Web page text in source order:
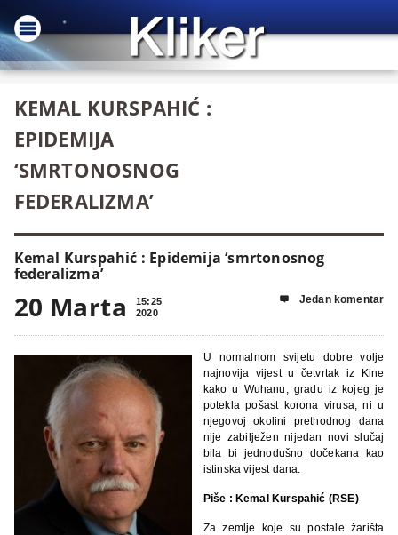
KEMAL KURSPAHIĆ :
EPIDEMIJA
‘SMRTONOSNOG
FEDERALIZMA’
Kemal Kurspahić : Epidemija ‘smrtonosnog
federalizma’
20 Marta
15:25
2020
 Jedan komentar
U normalnom svijetu dobre volje
najnovija vijest u četvrtak iz Kine
kako u Wuhanu, gradu iz kojeg je
potekla pošast korona virusa, ni u
njegovoj okolini prethodnog dana
nije zabilježen nijedan novi slučaj
bila bi jednodušno dočekana kao
istinska vijest dana.
Piše : Kemal Kurspahić (RSE)
Za zemlje koje su postale žarišta